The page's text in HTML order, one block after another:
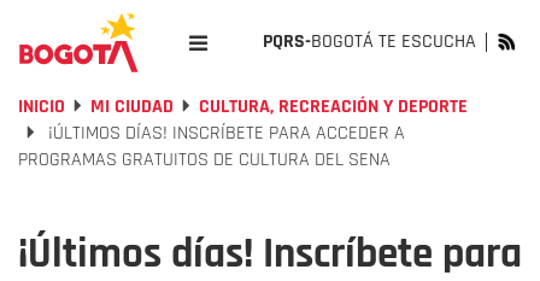
PQRS-BOGOTÁ TE ESCUCHA
INICIO MI CIUDAD
CULTURA, RECREACIÓN Y DEPORTE
¡ÚLTIMOS DÍAS! INSCRÍBETE PARA ACCEDER A
PROGRAMAS GRATUITOS DE CULTURA DEL SENA
¡Últimos días! Inscríbete para